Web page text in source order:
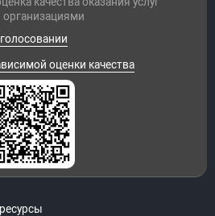
оценки качества